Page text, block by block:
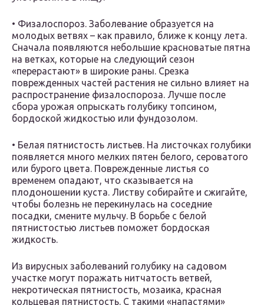
• Физалоспороз. Заболевание образуется на
молодых ветвях – как правило, ближе к концу лета.
Сначала появляются небольшие красноватые пятна
на ветках, которые на следующий сезон
«перерастают» в широкие раны. Срезка
поврежденных частей растения не сильно влияет на
распространение физалоспороза. Лучше после
сбора урожая опрыскать голубику топсином,
бордоской жидкостью или фундозолом.
• Белая пятнистость листьев. На листочках голубики
появляется много мелких пятен белого, сероватого
или бурого цвета. Поврежденные листья со
временем опадают, что сказывается на
плодоношении куста. Листву собирайте и сжигайте,
чтобы болезнь не перекинулась на соседние
посадки, смените мульчу. В борьбе с белой
пятнистостью листьев поможет бордоская
жидкость.
Из вирусных заболеваний голубику на садовом
участке могут поражать нитчатость ветвей,
некротическая пятнистость, мозаика, красная
кольцевая пятнистость. С такими «напастями»